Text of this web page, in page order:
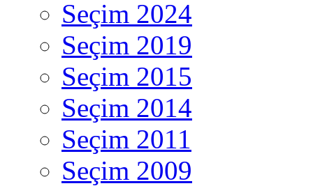
Seçim 2024
Seçim 2019
Seçim 2015
Seçim 2014
Seçim 2011
Seçim 2009